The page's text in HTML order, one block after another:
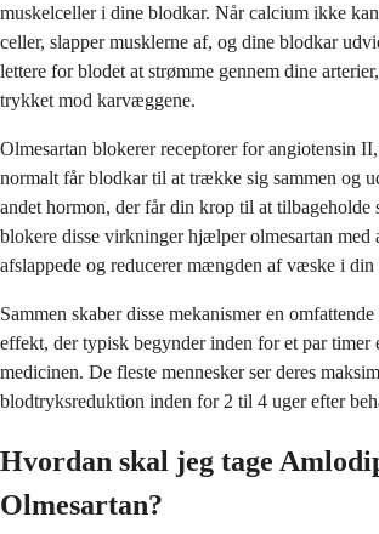
muskelceller i dine blodkar. Når calcium ikke
celler, slapper musklerne af, og dine blodkar
lettere for blodet at strømme gennem dine
trykket mod karvæggene.
Olmesartan blokerer receptorer for angiotensin
normalt får blodkar til at trække sig sammen og
andet hormon, der får din krop til at tilbageholde
blokere disse virkninger hjælper olmesartan med
afslappede og reducerer mængden af væske i din
Sammen skaber disse mekanismer en
effekt, der typisk begynder inden for et par timer
medicinen. De fleste mennesker ser deres
blodtryksreduktion inden for 2 til 4 uger efter
Hvordan skal jeg tage
Olmesartan?